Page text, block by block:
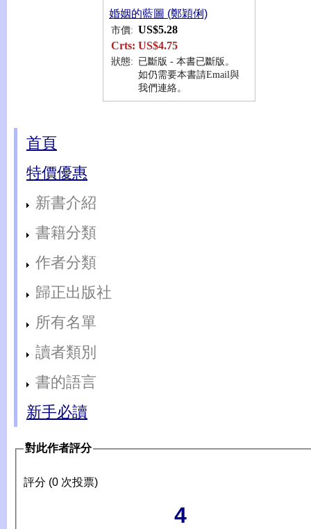
婚姻的藍圖 (鄭穎俐)
市價: US$5.28
Crts: US$4.75
狀態: 已斷版 - 本書已斷版。
如仍需要本書請Email與
我們連絡。
首頁
特價優惠
新書介紹
書籍分類
作者分類
歸正出版社
所有名單
讀者類別
書的語言
新手必讀
對此作者評分
評分 (0 次投票)
4